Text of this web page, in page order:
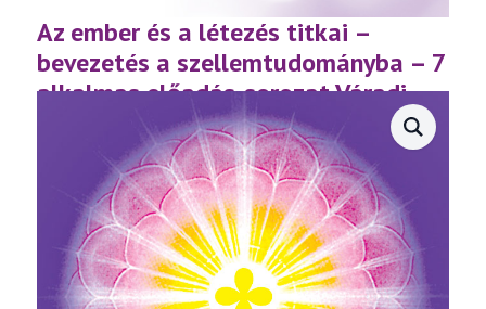
Az ember és a létezés titkai –
bevezetés a szellemtudományba – 7
alkalmas előadás-sorozat Váradi